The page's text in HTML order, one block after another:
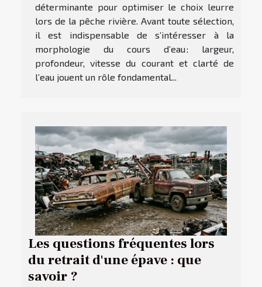
déterminante pour optimiser le choix leurre
lors de la pêche rivière. Avant toute sélection,
il est indispensable de s’intéresser à la
morphologie du cours d’eau : largeur,
profondeur, vitesse du courant et clarté de
l’eau jouent un rôle fondamental...
Les questions fréquentes lors
du retrait d'une épave : que
savoir ?